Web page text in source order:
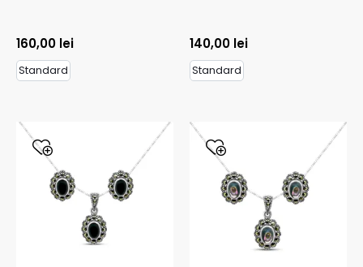
160,00 lei
Standard
140,00 lei
Standard